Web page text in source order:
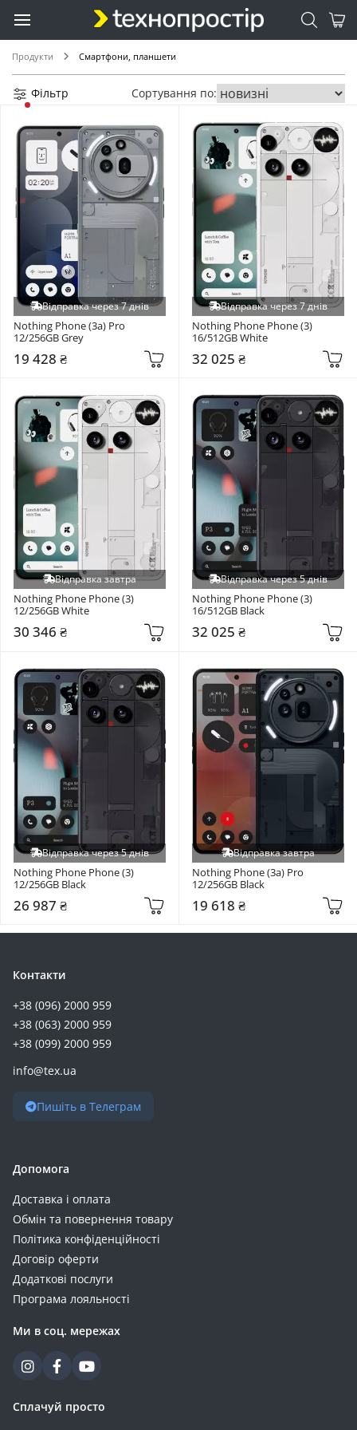
Продукти Смартфони, планшети
Фільтр Сортування по:
Відправка через 7 днів
Nothing Phone (3a) Pro
12/256GB Grey
19 428 ₴
Відправка через 7 днів
Nothing Phone Phone (3)
16/512GB White
32 025 ₴
Відправка завтра
Nothing Phone Phone (3)
12/256GB White
30 346 ₴
Відправка через 5 днів
Nothing Phone Phone (3)
16/512GB Black
32 025 ₴
Відправка через 5 днів
Nothing Phone Phone (3)
12/256GB Black
26 987 ₴
Відправка завтра
Nothing Phone (3a) Pro
12/256GB Black
19 618 ₴
Контакти
+38 (096) 2000 959
+38 (063) 2000 959
+38 (099) 2000 959
info@tex.ua
Пишіть в Телеграм
Допомога
Доставка і оплата
Обмін та повернення товару
Політика конфіденційності
Договір оферти
Додаткові послуги
Програма лояльності
Ми в соц. мережах
Сплачуй просто